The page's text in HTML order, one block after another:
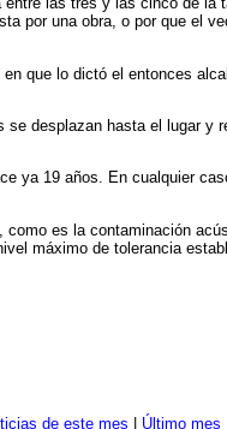
por una obra, o por que el
que lo dictó el entonces
desplazan hasta el lugar y
ya 19 años. En cualquier
es la contaminación
máximo de tolerancia
de este mes Último mes